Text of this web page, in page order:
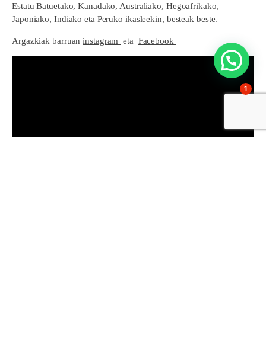
Estatu Batuetako, Kanadako, Australiako, Hegoafrikako,
Japoniako, Indiako eta Peruko ikasleekin, besteak beste.
Argazkiak barruaninstagram eta Facebook
1